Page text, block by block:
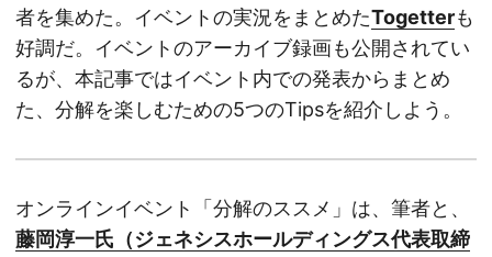
者を集めた。イベントの実況をまとめたTogetterも
好調だ。イベントのアーカイブ録画も公開されてい
るが、本記事ではイベント内での発表からまとめ
た、分解を楽しむための5つのTipsを紹介しよう。
オンラインイベント「分解のススメ」は、筆者と、
藤岡淳一氏（ジェネシスホールディングス代表取締